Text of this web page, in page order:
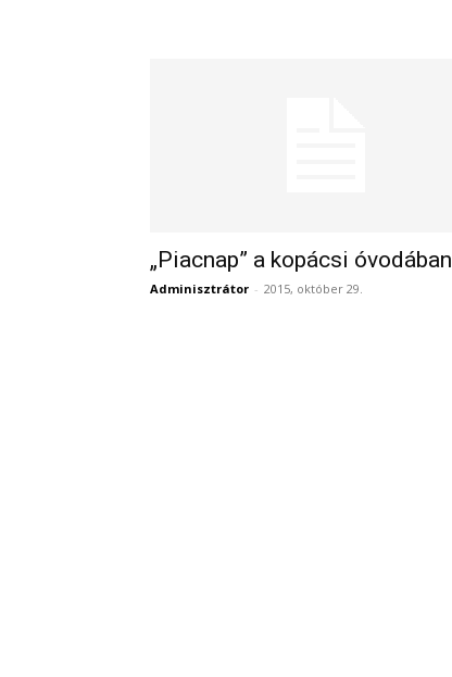
„Piacnap” a kopácsi óvodában
Adminisztrátor - 2015, október 29.